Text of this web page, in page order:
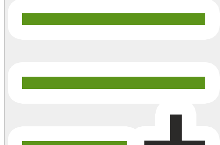
розовыми цветочками небольшого размера. На кончиках
праву считается кладовой питательных микро и